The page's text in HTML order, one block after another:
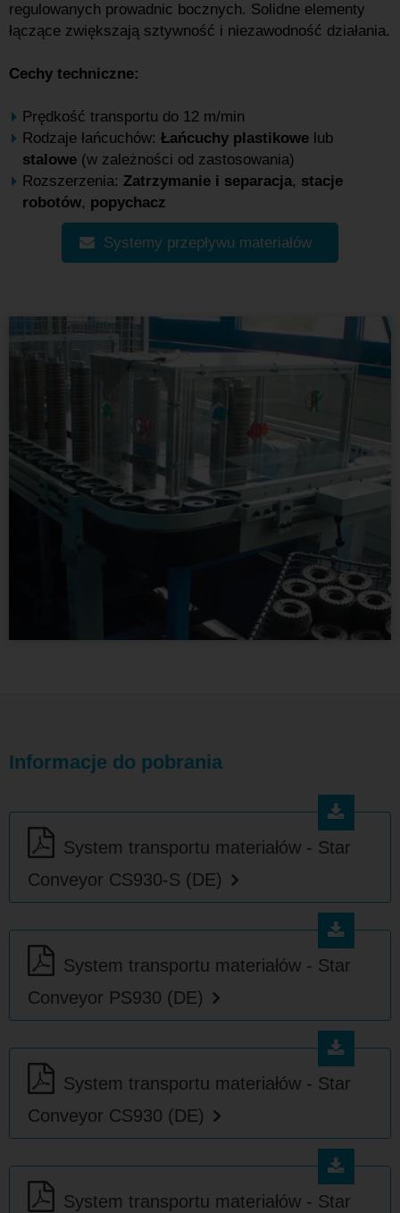
regulowanych prowadnic bocznych. Solidne elementy
łączące zwiększają sztywność i niezawodność działania.
Cechy techniczne:
Prędkość transportu do 12 m/min
Rodzaje łańcuchów: Łańcuchy plastikowe lub
stalowe (w zależności od zastosowania)
Rozszerzenia: Zatrzymanie i separacja, stacje
robotów, popychacz
Systemy przepływu materiałów
Informacje do pobrania
System transportu materiałów - Star
Conveyor CS930-S (DE)
System transportu materiałów - Star
Conveyor PS930 (DE)
System transportu materiałów - Star
Conveyor CS930 (DE)
System transportu materiałów - Star